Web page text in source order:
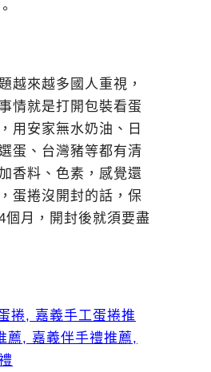
越來越多國人重視，
情就是打開包裝看蛋
用安家無水奶油、日
蛋、台灣豬等都有清
香料、色素，感覺還
蛋捲沒開封的話，保
個月，開封後就須要盡